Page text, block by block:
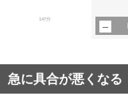
147分
急に具合が悪くなる